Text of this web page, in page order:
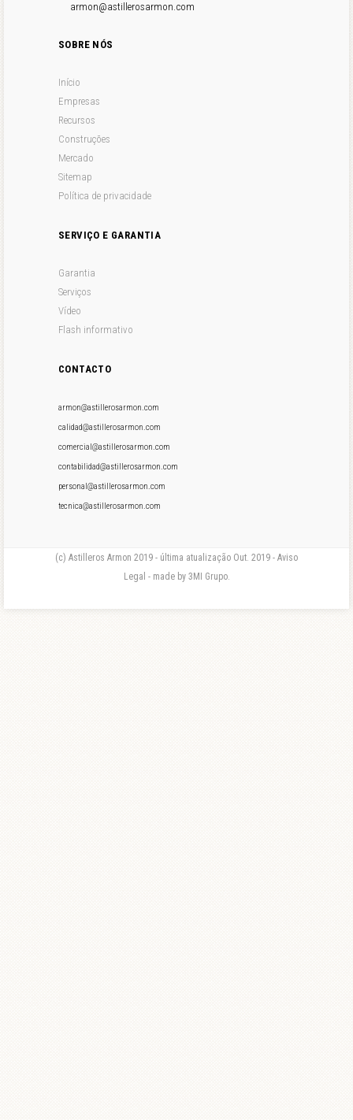
armon@astillerosarmon.com
SOBRE NÓS
Início
Empresas
Recursos
Construções
Mercado
Sitemap
Política de privacidade
SERVIÇO E GARANTIA
Garantia
Serviços
Vídeo
Flash informativo
CONTACTO
armon@astillerosarmon.com
calidad@astillerosarmon.com
comercial@astillerosarmon.com
contabilidad@astillerosarmon.com
personal@astillerosarmon.com
tecnica@astillerosarmon.com
(c) Astilleros Armon 2019 - última atualização Out. 2019 - Aviso
Legal - made by 3MI Grupo.